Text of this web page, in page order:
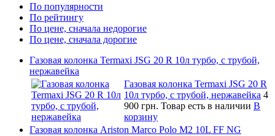
По популярности
По рейтингу
По цене, сначала недорогие
По цене, сначала дорогие
Газовая колонка Termaxi JSG 20 R 10л турбо, с трубой,
нержавейка
Газовая колонка Termaxi JSG 20 R
10л турбо, с трубой, нержавейка 4
900 грн. Товар есть в наличии В
корзину
Газовая колонка Ariston Marco Polo M2 10L FF NG